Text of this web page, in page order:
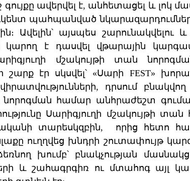
գույքը ավերվել է, անհետացել և
պահպանված նկարազարդումներն
Ավելին՝ այսպես
կարող է դասվել վթարային
մշակույթի տան
շարք էր սկսվել՝ «Սարի FEST»
դրսում
նորոգման համար անհրաժեշտ
Սարիգյուղի մշակույթի
տարեսկզբին, որից հետո
ուղղվեց խնդրի շուտափույթ
խումբ՝ բնակչության
և շահագրգիռ ու մտահոգ այլ